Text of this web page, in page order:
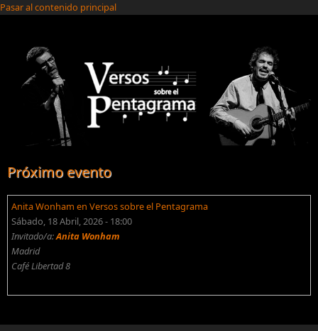
Pasar al contenido principal
Próximo evento
Anita Wonham en Versos sobre el Pentagrama
Sábado, 18 Abril, 2026 - 18:00
Invitado/a:Anita Wonham
Madrid
Café Libertad 8